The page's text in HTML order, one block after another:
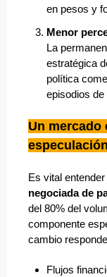
en pesos y
Menor
La
estratégica
política
episodios de
Un mercado
especulación
Es vital entender
negociada de
del 80% del
componente
cambio
Flujos